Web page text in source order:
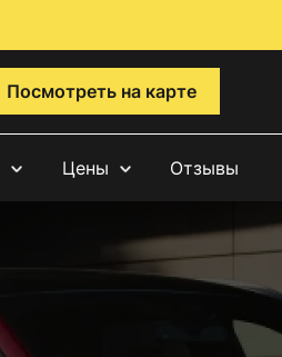
Посмотреть на карте
Цены Отзывы